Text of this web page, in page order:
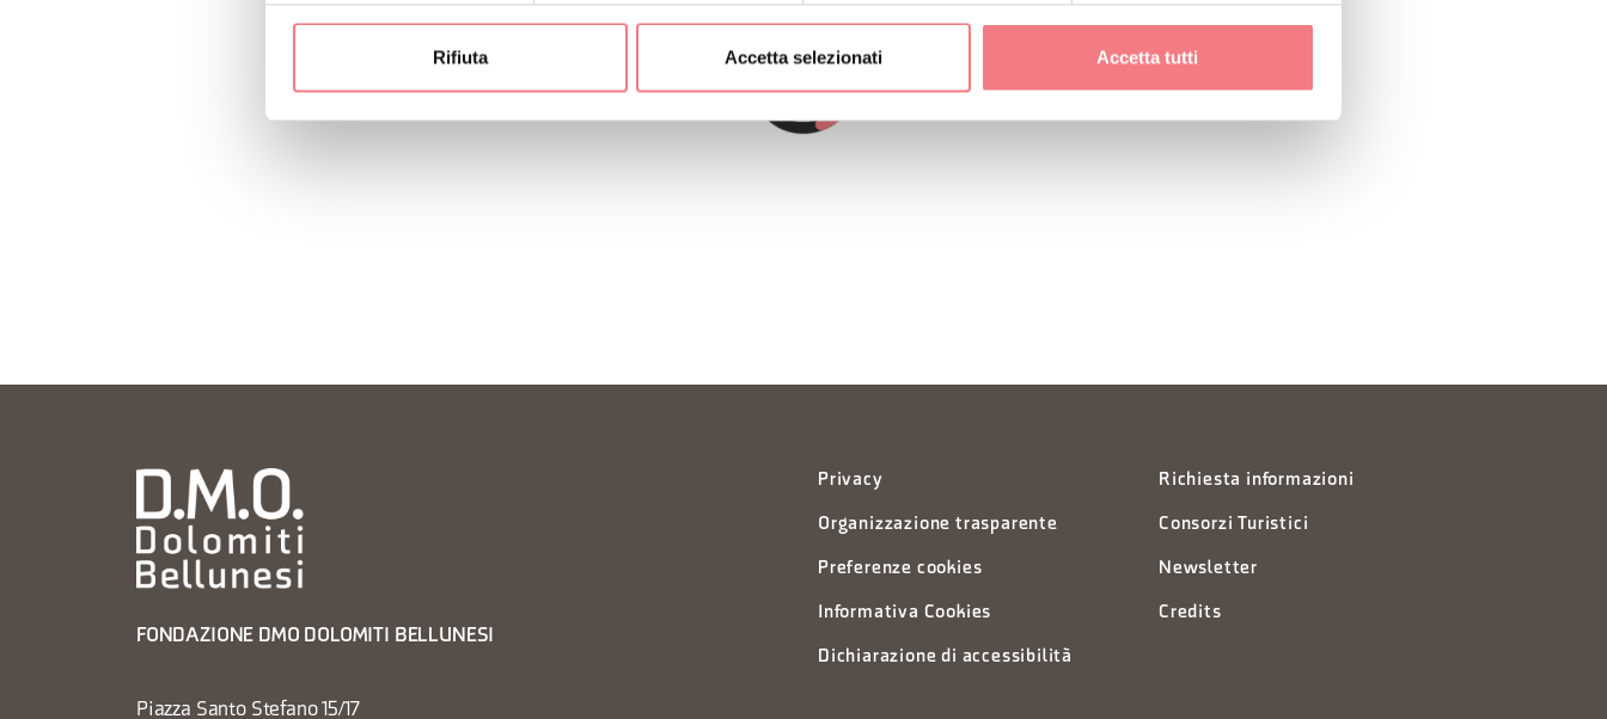
Rifiuta Accetta selezionati Accetta tutti
FONDAZIONE DMO DOLOMITI BELLUNESI
Piazza Santo Stefano 15/17
Privacy
Organizzazione trasparente
Preferenze cookies
Informativa Cookies
Dichiarazione di accessibilità
Richiesta informazioni
Consorzi Turistici
Newsletter
Credits